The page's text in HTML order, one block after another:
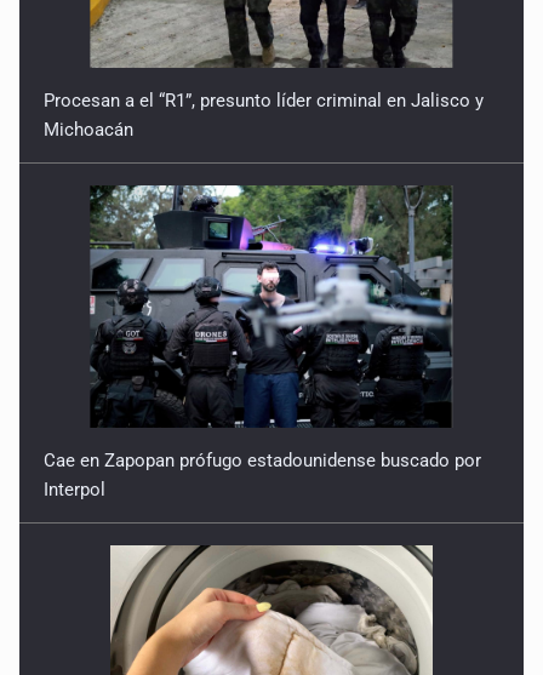
Procesan a el “R1”, presunto líder criminal en Jalisco y
Michoacán
Cae en Zapopan prófugo estadounidense buscado por
Interpol